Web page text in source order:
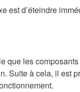
est d’éteindre
que les
Suite à cela, il est